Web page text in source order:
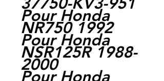
Pour Honda
NR750 1992
Pour Honda
NSR125R 1988-
2000
Pour Honda